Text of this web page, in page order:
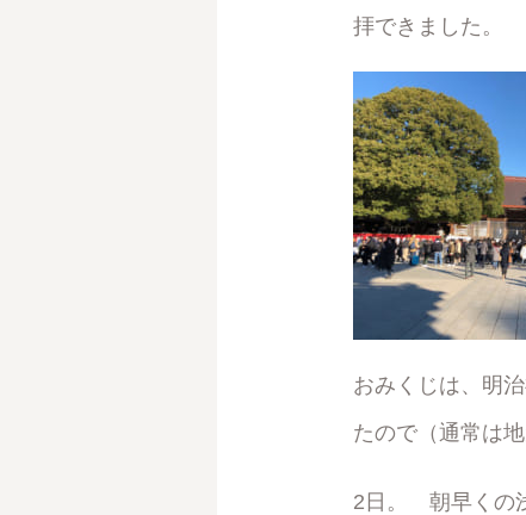
拝できました。
おみくじは、明
たので（通常は
2日。 朝早くの